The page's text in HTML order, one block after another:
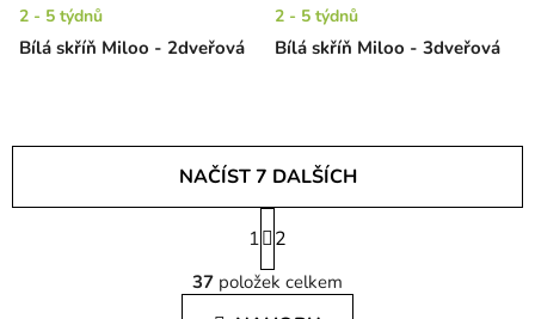
Bílá skříň Miloo - 2dveřová
2 - 5 týdnů
Bílá skříň Miloo - 3dveřová
2 - 5 týdnů
O
v
NAČÍST 7 DALŠÍCH
S
t
r
á
1 2
37 položek celkem